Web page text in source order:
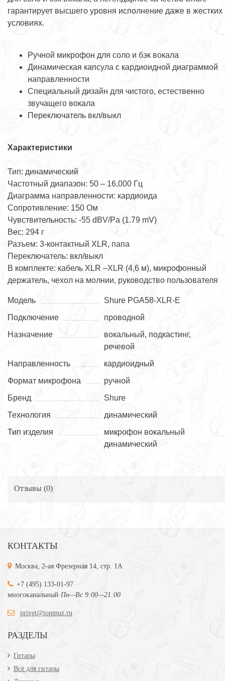
гарантирует высшего уровня исполнение даже в жестких
условиях.
Ручной микрофон для соло и бэк вокала
Динамическая капсула с кардиоидной диаграммой
направленности
Специальный дизайн для чистого, естественно
звучащего вокала
Переключатель вкл/выкл
Характеристики
Тип: динамический
Частотный диапазон: 50 – 16,000 Гц
Диаграмма направленности: кардиоида
Сопротивление: 150 Ом
Чувствительность: -55 dBV/Pa (1.79 mV)
Вес: 294 г
Разъем: 3-контактный XLR, папа
Переключатель: вкл/выкл
В комплекте: кабель XLR –XLR (4,6 м), микрофонный
держатель, чехол на молнии, руководство пользователя
Модель
Shure PGA58-XLR-E
Подключение
проводной
Назначение
вокальный, подкастинг,
речевой
Направленность
кардиоидный
Формат микрофона
ручной
Бренд
Shure
Технология
динамический
Тип изделия
микрофон вокальный
динамический
Отзывы (0)
КОНТАКТЫ
Москва, 2-ая Фрезерная 14, стр. 1А
+7 (495) 133-01-97
многоканальный Пн—Вс 9:00—21:00
privet@topmuz.ru
РАЗДЕЛЫ
Гитары
Всё для гитары